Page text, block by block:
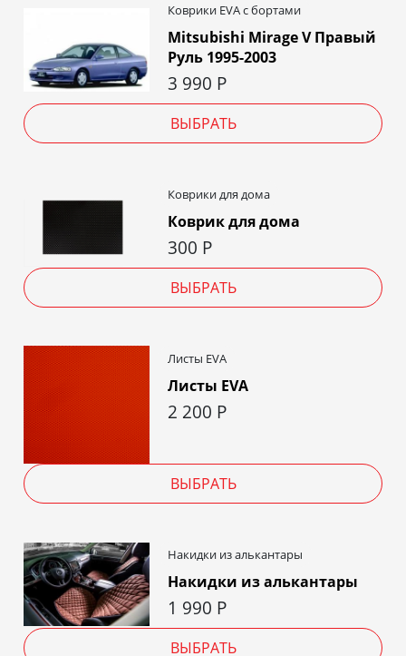
Коврики EVA c бортами
Mitsubishi Mirage V Правый
Руль 1995-2003
3 990 Р
ВЫБРАТЬ
Коврики для дома
Коврик для дома
300 Р
ВЫБРАТЬ
Листы EVA
Листы EVA
2 200 Р
ВЫБРАТЬ
Накидки из алькантары
Накидки из алькантары
1 990 Р
ВЫБРАТЬ